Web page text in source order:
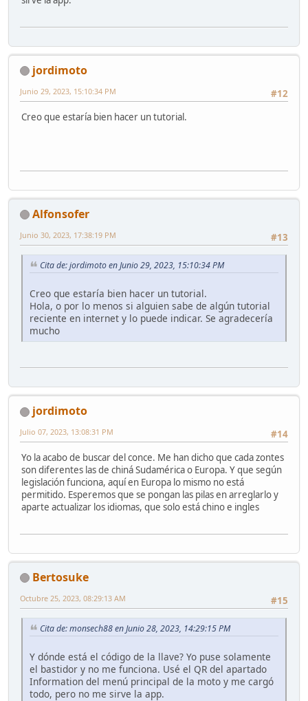
jordimoto
#12
Junio 29, 2023, 15:10:34 PM
Creo que estaría bien hacer un tutorial.
Alfonsofer
#13
Junio 30, 2023, 17:38:19 PM
Cita de: jordimoto en Junio 29, 2023, 15:10:34 PM
Creo que estaría bien hacer un tutorial.
Hola, o por lo menos si alguien sabe de algún tutorial
reciente en internet y lo puede indicar. Se agradecería
mucho
jordimoto
#14
Julio 07, 2023, 13:08:31 PM
Yo la acabo de buscar del conce. Me han dicho que cada zontes
son diferentes las de chiná Sudamérica o Europa. Y que según
legislación funciona, aquí en Europa lo mismo no está
permitido. Esperemos que se pongan las pilas en arreglarlo y
aparte actualizar los idiomas, que solo está chino e ingles
Bertosuke
#15
Octubre 25, 2023, 08:29:13 AM
Cita de: monsech88 en Junio 28, 2023, 14:29:15 PM
Y dónde está el código de la llave? Yo puse solamente
el bastidor y no me funciona. Usé el QR del apartado
Information del menú principal de la moto y me cargó
todo, pero no me sirve la app.